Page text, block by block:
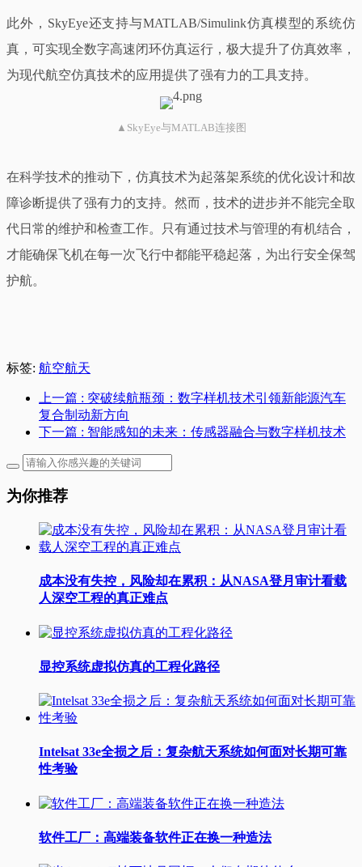
此外，SkyEye还支持与MATLAB/Simulink仿真模型的系统仿
真，可实现全数字高速闭环仿真运行，极大提升了仿真效率，
为现代航空仿真技术的应用提供了强有力的工具支持。
▲SkyEye与MATLAB连接图
在科学技术的推动下，仿真技术为起落架系统的优化设计和故
障诊断提供了强有力的支持。然而，技术的进步并不能完全取
代日常的维护和检查工作。只有通过技术与管理的有机结合，
才能确保飞机在每一次飞行中都能平稳起落，为出行安全保驾
护航。
标签: 航空航天
上一篇 : 突破续航瓶颈：数字样机技术引领新能源汽车
复合制动新方向
下一篇 : 智能感知的未来：传感器融合与数字样机技术
为你推荐
成本没有失控，风险却在累积：从NASA登月审计看载
人深空工程的真正难点
显控系统虚拟仿真的工程化路径
Intelsat 33e全损之后：复杂航天系统如何面对长期可靠
性考验
软件工厂：高端装备软件正在换一种造法